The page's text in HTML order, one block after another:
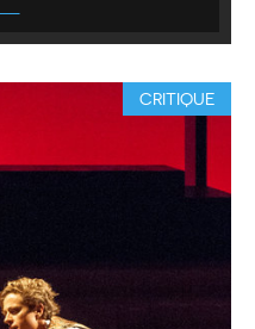
CRITIQUE